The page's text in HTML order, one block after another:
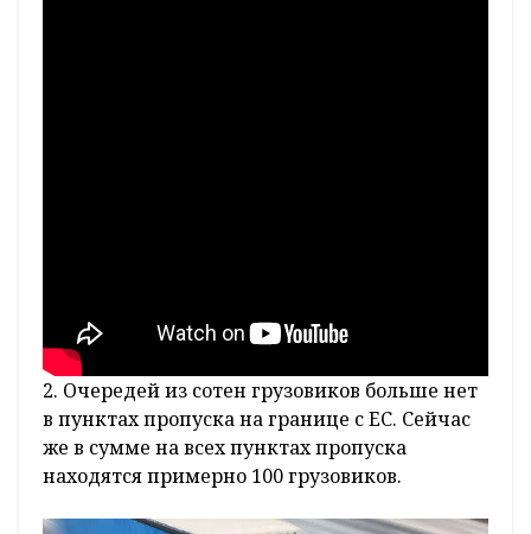
2. Очередей из сотен грузовиков больше нет
в пунктах пропуска на границе с ЕС. Сейчас
же в сумме на всех пунктах пропуска
находятся примерно 100 грузовиков.